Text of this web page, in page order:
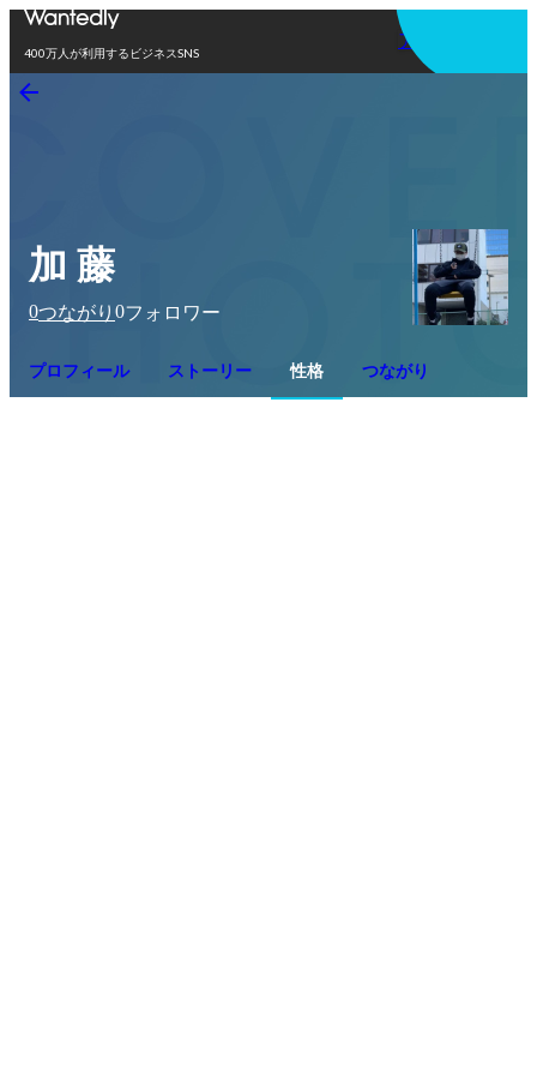
400万人が利用するビジネスSNS
アプリを使う
加 藤
0つながり 0フォロワー
プロフィール ストーリー 性格 つながり